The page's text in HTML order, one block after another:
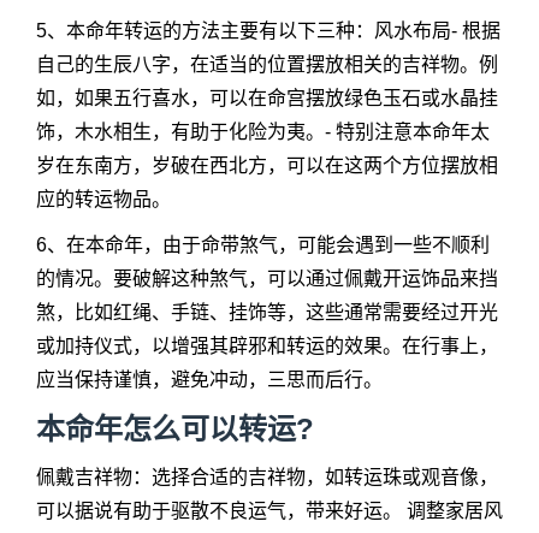
5、本命年转运的方法主要有以下三种：风水布局- 根据
自己的生辰八字，在适当的位置摆放相关的吉祥物。例
如，如果五行喜水，可以在命宫摆放绿色玉石或水晶挂
饰，木水相生，有助于化险为夷。- 特别注意本命年太
岁在东南方，岁破在西北方，可以在这两个方位摆放相
应的转运物品。
6、在本命年，由于命带煞气，可能会遇到一些不顺利
的情况。要破解这种煞气，可以通过佩戴开运饰品来挡
煞，比如红绳、手链、挂饰等，这些通常需要经过开光
或加持仪式，以增强其辟邪和转运的效果。在行事上，
应当保持谨慎，避免冲动，三思而后行。
本命年怎么可以转运?
佩戴吉祥物：选择合适的吉祥物，如转运珠或观音像，
可以据说有助于驱散不良运气，带来好运。 调整家居风